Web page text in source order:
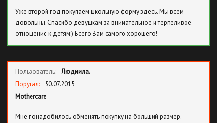
Уже второй год покупаем школьную форму здесь. Мы всем
довольны. Спасибо девушкам за внимательное и терпеливое
отношение к детям:) Всего Вам самого хорошего!
Пользователь:
Людмила.
Поругал:
30.07.2015
Mothercare
Мне понадобилось обменять покупку на больший размер.